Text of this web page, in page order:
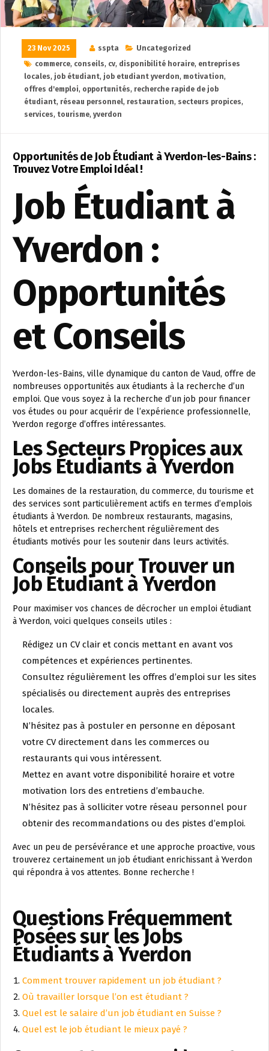
23 Nov 2025 sspta
Uncategorized
commerce, conseils, cv, disponibilité horaire, entreprises
locales, job étudiant, job etudiant yverdon, motivation,
offres d'emploi, opportunités, recherche rapide de job
étudiant, réseau personnel, restauration, secteurs propices,
services, tourisme, yverdon
Opportunités de Job Étudiant à Yverdon-les-Bains :
Trouvez Votre Emploi Idéal !
Job Étudiant à
Yverdon :
Opportunités
et Conseils
Yverdon-les-Bains, ville dynamique du canton de Vaud, offre de
nombreuses opportunités aux étudiants à la recherche d’un
emploi. Que vous soyez à la recherche d’un job pour financer
vos études ou pour acquérir de l’expérience professionnelle,
Yverdon regorge d’offres intéressantes.
Les Secteurs Propices aux
Jobs Étudiants à Yverdon
Les domaines de la restauration, du commerce, du tourisme et
des services sont particulièrement actifs en termes d’emplois
étudiants à Yverdon. De nombreux restaurants, magasins,
hôtels et entreprises recherchent régulièrement des
étudiants motivés pour les soutenir dans leurs activités.
Conseils pour Trouver un
Job Étudiant à Yverdon
Pour maximiser vos chances de décrocher un emploi étudiant
à Yverdon, voici quelques conseils utiles :
Rédigez un CV clair et concis mettant en avant vos
compétences et expériences pertinentes.
Consultez régulièrement les offres d’emploi sur les sites
spécialisés ou directement auprès des entreprises
locales.
N’hésitez pas à postuler en personne en déposant
votre CV directement dans les commerces ou
restaurants qui vous intéressent.
Mettez en avant votre disponibilité horaire et votre
motivation lors des entretiens d’embauche.
N’hésitez pas à solliciter votre réseau personnel pour
obtenir des recommandations ou des pistes d’emploi.
Avec un peu de persévérance et une approche proactive, vous
trouverez certainement un job étudiant enrichissant à Yverdon
qui répondra à vos attentes. Bonne recherche !
Questions Fréquemment
Posées sur les Jobs
Étudiants à Yverdon
Comment trouver rapidement un job étudiant ?
Où travailler lorsque l’on est étudiant ?
Quel est le salaire d’un job étudiant en Suisse ?
Quel est le job étudiant le mieux payé ?